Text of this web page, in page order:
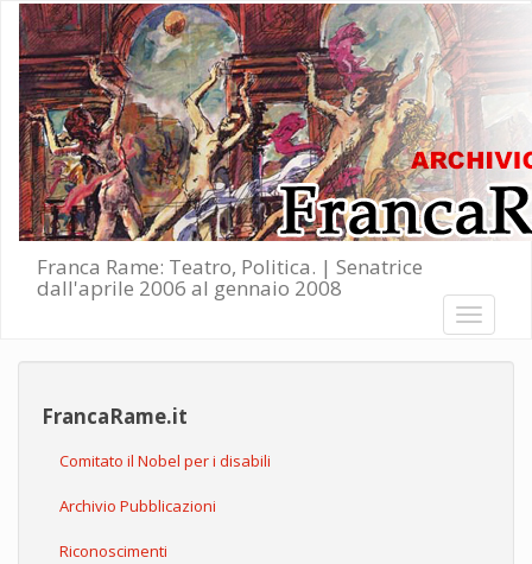
Salta al contenuto principale
Franca Rame: Teatro, Politica. | Senatrice
dall'aprile 2006 al gennaio 2008
Toggle
FrancaRame.it
Comitato il Nobel per i disabili
Archivio Pubblicazioni
Riconoscimenti